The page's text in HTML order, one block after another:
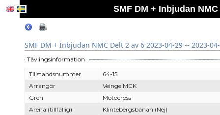
SMF DM + Inbjudan
SMF DM + Inbjudan NMC Delt 2 av 6 2023-04-29 -- 2023-
Tävlingsinformation
Tillståndsnummer
64-15
Arrangör
Veinge MCK
Gren
Motocross
Arena (tillfällig)
Klintebergsbanan (Nej)